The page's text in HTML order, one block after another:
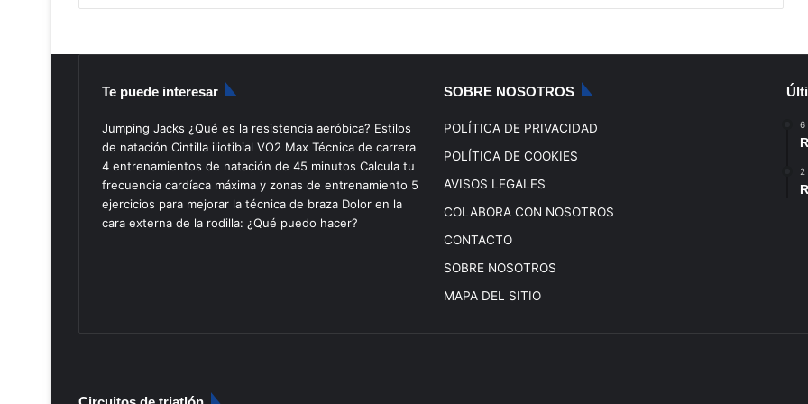
Te puede interesar
Jumping Jacks ¿Qué es la resistencia aeróbica? Estilos
de natación Cintilla iliotibial VO2 Max Técnica de carrera
4 entrenamientos de natación de 45 minutos Calcula tu
frecuencia cardíaca máxima y zonas de entrenamiento 5
ejercicios para mejorar la técnica de braza Dolor en la
cara externa de la rodilla: ¿Qué puedo hacer?
SOBRE NOSOTROS
POLÍTICA DE PRIVACIDAD
POLÍTICA DE COOKIES
AVISOS LEGALES
COLABORA CON NOSOTROS
CONTACTO
SOBRE NOSOTROS
MAPA DEL SITIO
6
2